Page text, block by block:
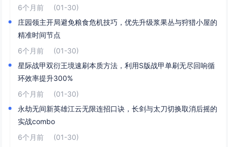
6个月前
(01-30)
庄园领主开局避免粮食危机技巧，优先升级浆果丛与狩猎小屋的
精准时间节点
6个月前
(01-30)
星际战甲双衍王境速刷本质方法，利用S版战甲单刷无尽回响循
环效率提升300%
6个月前
(01-30)
永劫无间新英雄江云无限连招口诀，长剑与太刀切换取消后摇的
实战combo
6个月前
(01-30)